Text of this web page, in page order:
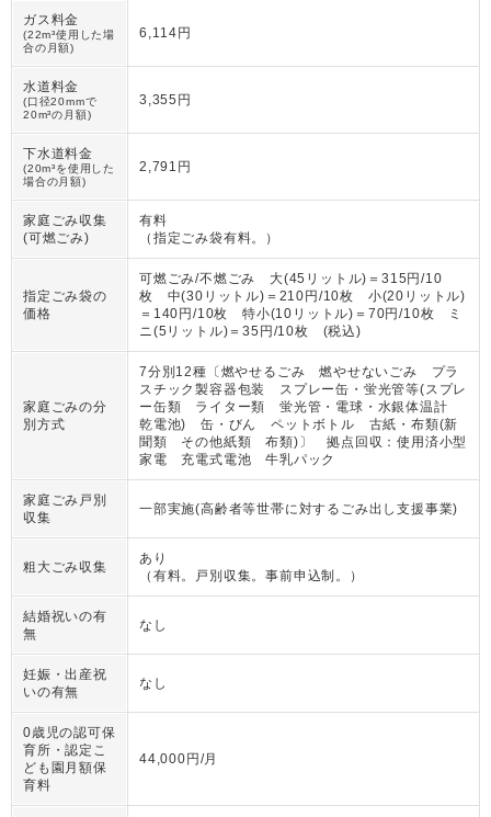
ガス料金
(22m³使用した場
合の月額)
6,114円
水道料金
(口径20mmで
20m³の月額)
3,355円
下水道料金
(20m³を使用した
場合の月額)
2,791円
家庭ごみ収集
(可燃ごみ)
有料
（ 指定ごみ袋有料。 ）
指定ごみ袋の
価格
可燃ごみ/不燃ごみ 大(45リットル)＝315円/10
枚 中(30リットル)＝210円/10枚 小(20リットル)
＝140円/10枚 特小(10リットル)＝70円/10枚 ミ
ニ(5リットル)＝35円/10枚 (税込)
家庭ごみの分
別方式
7分別12種〔燃やせるごみ 燃やせないごみ プラ
スチック製容器包装 スプレー缶・蛍光管等(スプレ
ー缶類 ライター類 蛍光管・電球・水銀体温計
乾電池) 缶・びん ペットボトル 古紙・布類(新
聞類 その他紙類 布類)〕 拠点回収：使用済小型
家電 充電式電池 牛乳パック
家庭ごみ戸別
収集
一部実施(高齢者等世帯に対するごみ出し支援事業)
粗大ごみ収集
あり
（ 有料。戸別収集。事前申込制。 ）
結婚祝いの有
無
なし
妊娠・出産祝
いの有無
なし
0歳児の認可保
育所・認定こ
ども園月額保
育料
44,000円/月